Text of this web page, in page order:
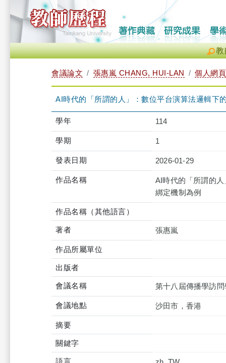
教
會議論文 張惠嵐 CHANG, HUI-LAN 個人網頁
AI時代的「所謂的人」：數位平台演算法邏輯
學年 114
學期 1
發表日期 2026-01-29
作品名稱
AI時代的「所謂的
綁定機制為例
作品名稱（其他語言）
著者 張惠嵐
作品所屬單位
出版者
會議名稱 第十八屆傳播學訪
會議地點 沙田市，香港
摘要
關鍵字
語言